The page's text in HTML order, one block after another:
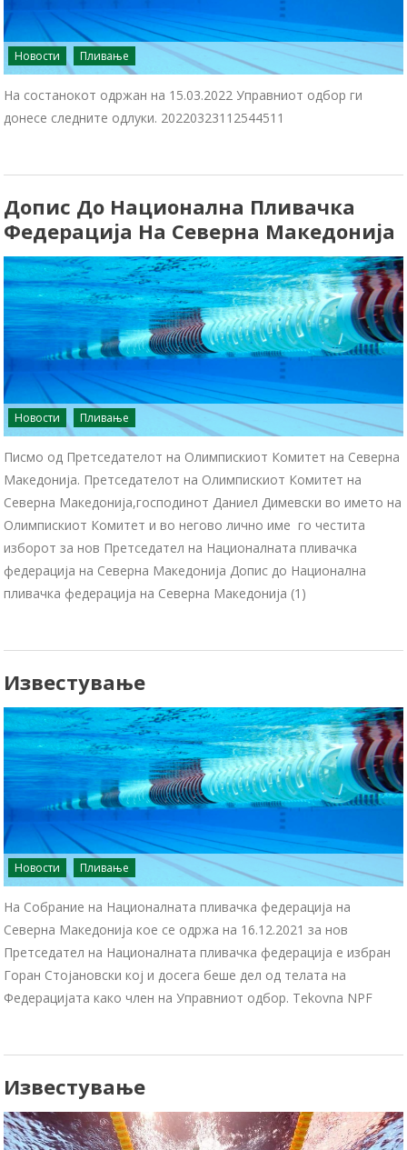
Новости Пливање
На состанокот одржан на 15.03.2022 Управниот одбор ги
донесе следните одлуки. 20220323112544511
Допис До Национална Пливачка
Федерација На Северна Македонија
Новости Пливање
Писмо од Претседателот на Олимпискиот Комитет на Северна
Македонија. Претседателот на Олимпискиот Комитет на
Северна Македонија,господинот Даниел Димевски во името на
Олимпискиот Комитет и во негово лично име го честита
изборот за нов Претседател на Националната пливачка
федерација на Северна Македонија Допис до Национална
пливачка федерација на Северна Македонија (1)
Известување
Новости Пливање
На Собрание на Националната пливачка федерација на
Северна Македонија кое се одржа на 16.12.2021 за нов
Претседател на Националната пливачка федерација е избран
Горан Стојановски кој и досега беше дел од телата на
Федерацијата како член на Управниот одбор. Tekovna NPF
Известување